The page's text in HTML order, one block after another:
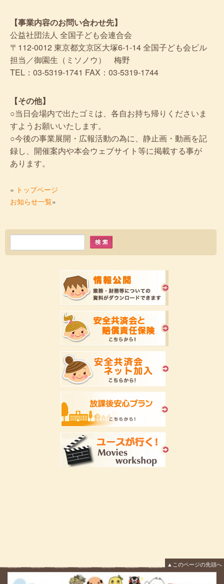
【事業内容のお問い合わせ先】
公益社団法人 全国子ども会連合会
〒112-0012 東京都文京区大塚6-1-14 全国子ども会ビル
担当／御園生（ミソノウ） 梅野
TEL：03-5319-1741 FAX：03-5319-1744
【その他】
○当日会場内で出たゴミは、各自お持ち帰りくださいま
すようお願いいたします。
○今後の事業展開・広報活動の為に、静止画・動画を記
録し、開催案内や本会ウェブサイト等に掲載する事が
あります。
« トップページ
お知らせ一覧»
▲このページの先頭へ